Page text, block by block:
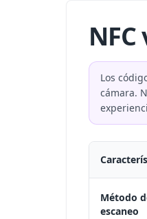
Los
cámara.
Método
escaneo